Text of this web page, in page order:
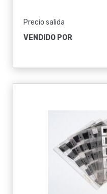
Precio salida
VENDIDO POR